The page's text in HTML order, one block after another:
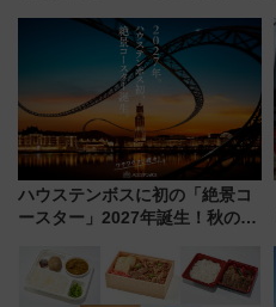
ハウステンボスに初の「絶景コ
ースター」2027年誕生！秋の
ろも一挙紹介